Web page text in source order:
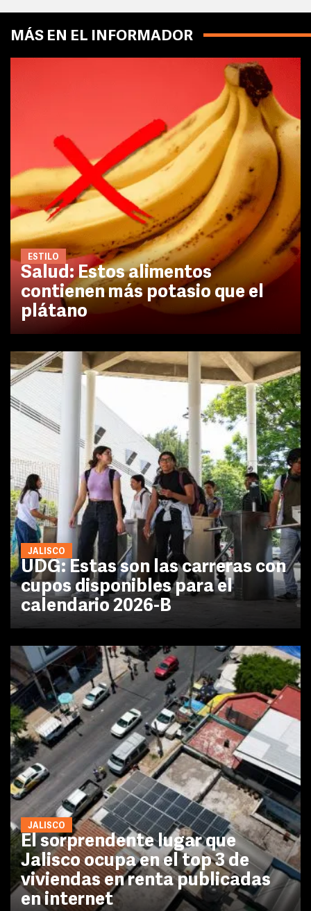
MÁS EN EL INFORMADOR
ESTILO
Salud: Estos alimentos
contienen más potasio que el
plátano
JALISCO
UDG: Estas son las carreras con
cupos disponibles para el
calendario 2026-B
JALISCO
El sorprendente lugar que
Jalisco ocupa en el top 3 de
viviendas en renta publicadas
en internet